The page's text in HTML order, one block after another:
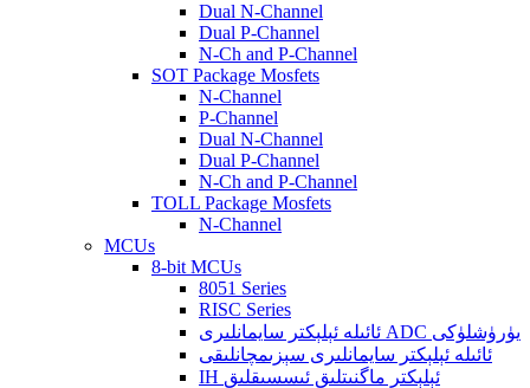
Dual N-Channel
Dual P-Channel
N-Ch and P-Channel
SOT Package Mosfets
N-Channel
P-Channel
Dual N-Channel
Dual P-Channel
N-Ch and P-Channel
TOLL Package Mosfets
N-Channel
MCUs
8-bit MCUs
8051 Series
RISC Series
ئائىلە ئېلېكتر سايمانلىرى ADC يۈرۈشلۈكى
ئائىلە ئېلېكتر سايمانلىرى سېزىمچانلىقى
IH ئېلېكتر ماگنىتلىق ئىسسىقلىق